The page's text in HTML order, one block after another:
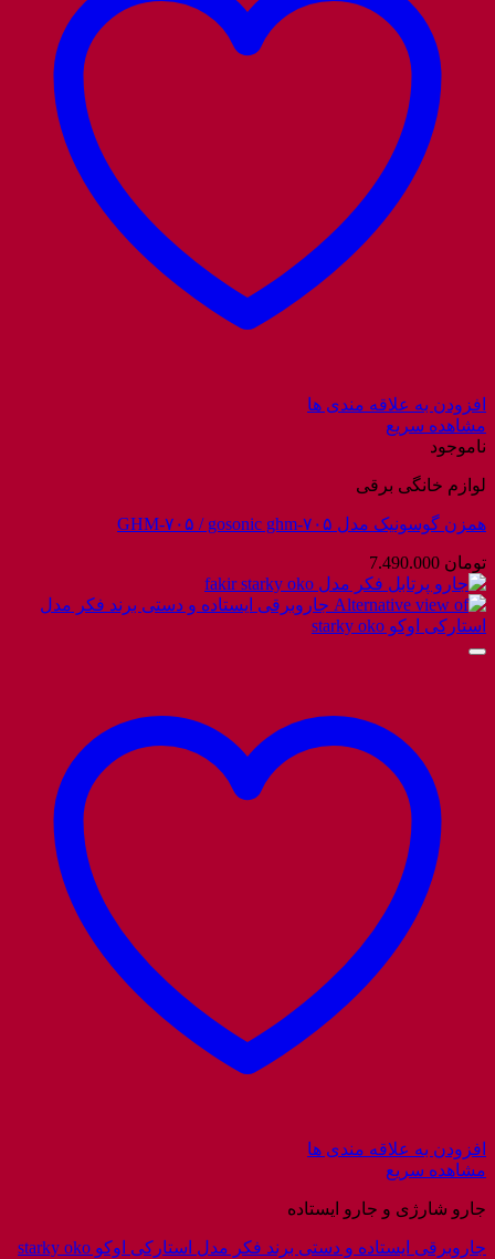
افزودن به علاقه مندی ها
مشاهده سریع
ناموجود
لوازم خانگی برقی
همزن گوسونیک مدل GHM-۷۰۵ / gosonic ghm-۷۰۵
تومان
افزودن به علاقه مندی ها
مشاهده سریع
جارو شارژی و جارو ایستاده
جاروبرقی ایستاده و دستی برند فکر مدل استارکی اوکو starky oko